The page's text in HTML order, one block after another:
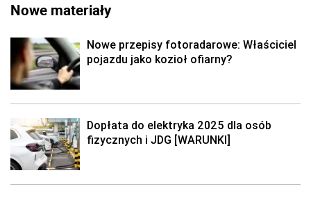
Nowe materiały
Nowe przepisy fotoradarowe: Właściciel
pojazdu jako kozioł ofiarny?
Dopłata do elektryka 2025 dla osób
fizycznych i JDG [WARUNKI]